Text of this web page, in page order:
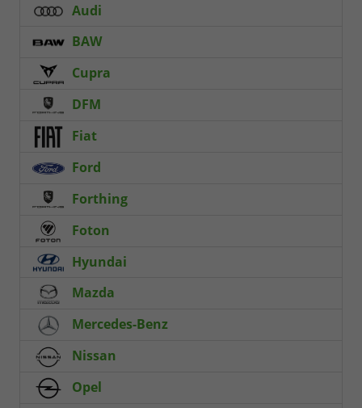
Audi
BAW
Cupra
DFM
Fiat
Ford
Forthing
Foton
Hyundai
Mazda
Mercedes-Benz
Nissan
Opel